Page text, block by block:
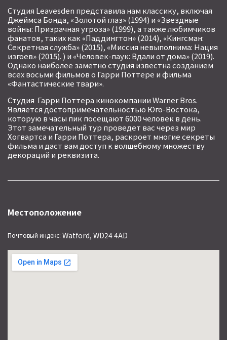
Студия Leavesden представила нам классику, включая
Джеймса Бонда, «Золотой глаз» (1994) и «Звездные
войны: Призрачная угроза» (1999), а также любимчиков
фанатов, таких как «Паддингтон» (2014), «Кингсман:
Секретная служба» (2015), «Миссия невыполнима: Нация
изгоев» (2015). ) и «Человек-паук: Вдали от дома» (2019).
Однако наиболее заметно студия известна созданием
всех восьми фильмов о Гарри Поттере и фильма
«Фантастические твари».
Студия Гарри Поттера кинокомпании Warner Bros.
Является достопримечательностью Юго-Востока,
которую в часы пик посещают 6000 человек в день.
Этот замечательный тур проведет вас через мир
Хогвартса и Гарри Поттера, раскроет многие секреты
фильма и даст вам доступ к волшебному множеству
декораций и реквизита.
Местоположение
Почтовый индекс: Watford, WD24 4AD